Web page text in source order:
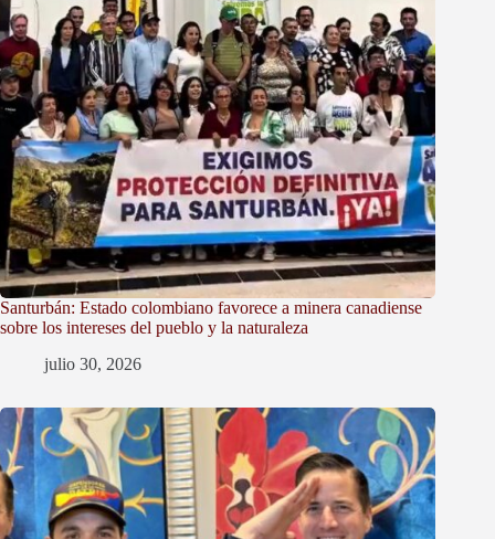
Santurbán: Estado colombiano favorece a minera canadiense
sobre los intereses del pueblo y la naturaleza
julio 30, 2026